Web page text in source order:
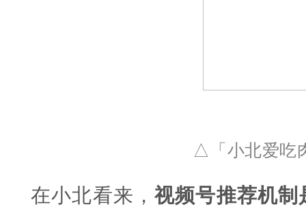
△ 「小北爱吃
在小北看来， 视频号推荐机制